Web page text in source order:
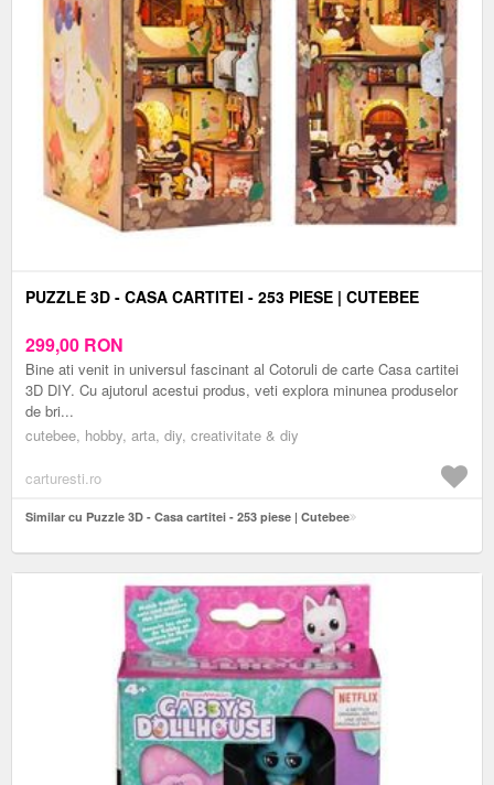
PUZZLE 3D - CASA CARTITEI - 253 PIESE | CUTEBEE
299,00 RON
Bine ati venit in universul fascinant al Cotoruli de carte Casa cartitei
3D DIY. Cu ajutorul acestui produs, veti explora minunea produselor
de bri...
cutebee, hobby, arta, diy, creativitate & diy
carturesti.ro
Similar cu Puzzle 3D - Casa cartitei - 253 piese | Cutebee